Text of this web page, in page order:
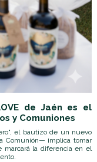
de Jaén es el
y Comuniones
el bautizo de un nuevo
Comunión— implica tomar
marcará la diferencia en el